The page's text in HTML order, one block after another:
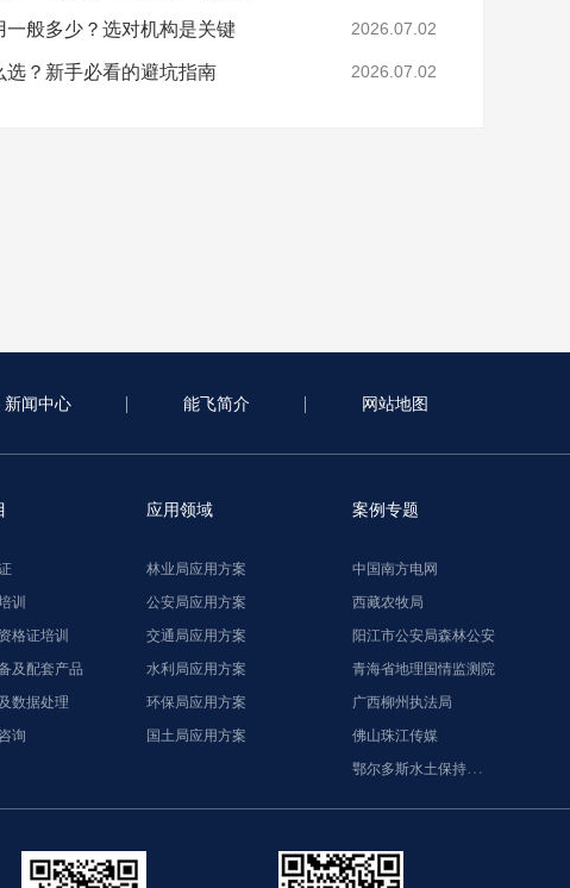
般多少？选对机构是关键 2026.07.02
？新手必看的避坑指南 2026.07.02
新闻中心 能飞简介 网站地图
训
格证培训
及配套产品
数据处理
询
应用领域
林业局应用方案
公安局应用方案
交通局应用方案
水利局应用方案
环保局应用方案
国土局应用方案
案例专题
中国南方电网
西藏农牧局
阳江市公安局森林公安
青海省地理国情监测院
广西柳州执法局
佛山珠江传媒
鄂尔多斯水土保持监督执法局